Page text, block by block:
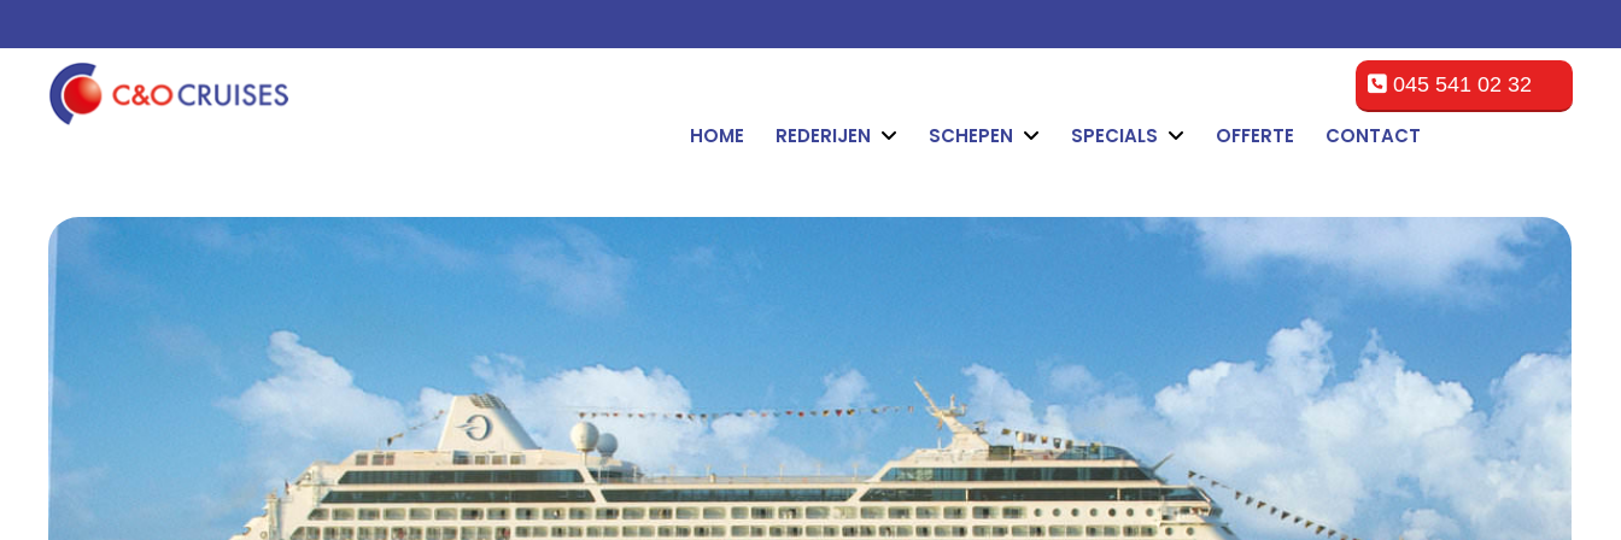
045 541 02 32
CONTACT
OFFERTE
SPECIALS
SCHEPEN
REDERIJEN
HOME